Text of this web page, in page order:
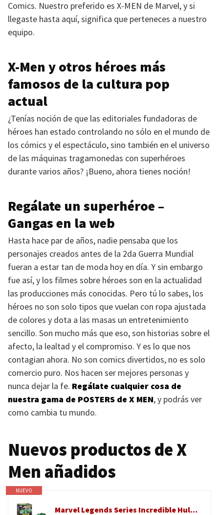
Comics. Nuestro preferido es X-MEN de Marvel, y si
llegaste hasta aquí, significa que perteneces a nuestro
equipo.
X-Men y otros héroes más
famosos de la cultura pop
actual
¿Tenías noción de que las editoriales fundadoras de
héroes han estado controlando no sólo en el mundo de
los cómics y el espectáculo, sino también en el universo
de las máquinas tragamonedas con superhéroes
durante varios años? ¡Bueno, ahora tienes noción!
Regálate un superhéroe –
Gangas en la web
Hasta hace par de años, nadie pensaba que los
personajes creados antes de la 2da Guerra Mundial
fueran a estar tan de moda hoy en día. Y sin embargo
fue así, y los filmes sobre héroes son en la actualidad
las producciones más conocidas. Pero tú lo sabes, los
héroes no son solo tipos que vuelan con ropa ajustada
de colores y dota a las masas un entretenimiento
sencillo. Son mucho más que eso, son historias sobre el
afecto, la lealtad y el compromiso. Y es lo que nos
contagian ahora. No son comics divertidos, no es solo
comercio puro. Nos hacen ser mejores personas y
nunca dejar la fe. Regálate cualquier cosa de
nuestra gama de POSTERS de X MEN, y podrás ver
como cambia tu mundo.
Nuevos productos de X
Men añadidos
NUEVO
Marvel Legends Series Incredible Hulk Premium - Puños de juego de rol con sonido Smash 'N Bash FX, coleccionables para adultos